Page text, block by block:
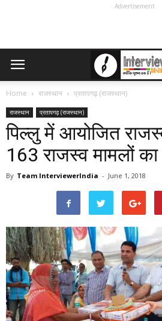
Advertisement
Home राजस्थान प्रतापगढ़ (राजस्थान)
राजस्थान प्रतापगढ़ (राजस्थान)
पिल्लु में आयोजित
163 राजस्व मामलों का
By Team InterviewerIndia - June 1, 2018